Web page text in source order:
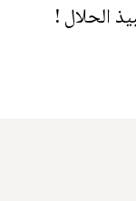
الحلال !